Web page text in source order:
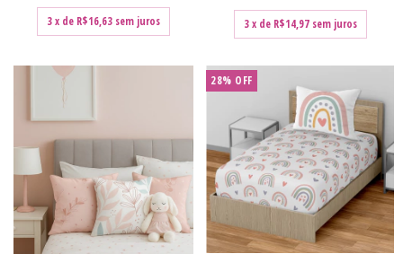
3 x de R$16,63 sem juros 3 x de R$14,97 sem juros
28% OFF